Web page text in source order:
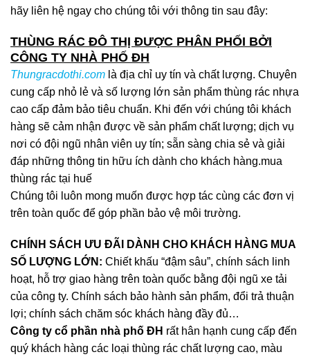
hãy liên hệ ngay cho chúng tôi với thông tin sau đây:
THÙNG RÁC ĐÔ THỊ ĐƯỢC PHÂN PHỐI BỞI
CÔNG TY NHÀ PHỐ ĐH
Thungracdothi.com là địa chỉ uy tín và chất lượng. Chuyên
cung cấp nhỏ lẻ và số lượng lớn sản phẩm thùng rác nhựa
cao cấp đảm bảo tiêu chuẩn. Khi đến với chúng tôi khách
hàng sẽ cảm nhận được về sản phẩm chất lượng; dịch vụ
nơi có đội ngũ nhân viên uy tín; sẵn sàng chia sẻ và giải
đáp những thông tin hữu ích dành cho khách hàng.mua
thùng rác tại huế
Chúng tôi luôn mong muốn được hợp tác cùng các đơn vị
trên toàn quốc để góp phần bảo vệ môi trường.
CHÍNH SÁCH ƯU ĐÃI DÀNH CHO KHÁCH HÀNG MUA
SỐ LƯỢNG LỚN: Chiết khấu “đậm sâu”, chính sách linh
hoạt, hỗ trợ giao hàng trên toàn quốc bằng đội ngũ xe tải
của công ty. Chính sách bảo hành sản phẩm, đổi trả thuận
lợi; chính sách chăm sóc khách hàng đầy đủ…
Công ty cổ phần nhà phố ĐH rất hân hạnh cung cấp đến
quý khách hàng các loại thùng rác chất lượng cao, màu